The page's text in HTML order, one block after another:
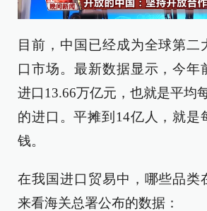
目前，中国已经成为全球第二
口市场。最新数据显示，今年
进口13.66万亿元，也就是平均
的进口。平摊到14亿人，就是
钱。
在我国进口贸易中，哪些品类
来看海关总署公布的数据：